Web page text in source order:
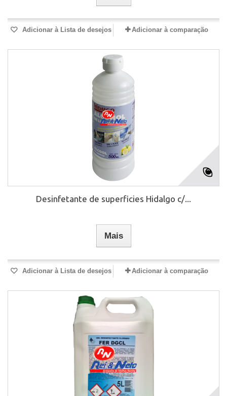
Adicionar à Lista de desejos Adicionar à comparação
Desinfetante de superficies Hidalgo c/...
Mais
Adicionar à Lista de desejos Adicionar à comparação